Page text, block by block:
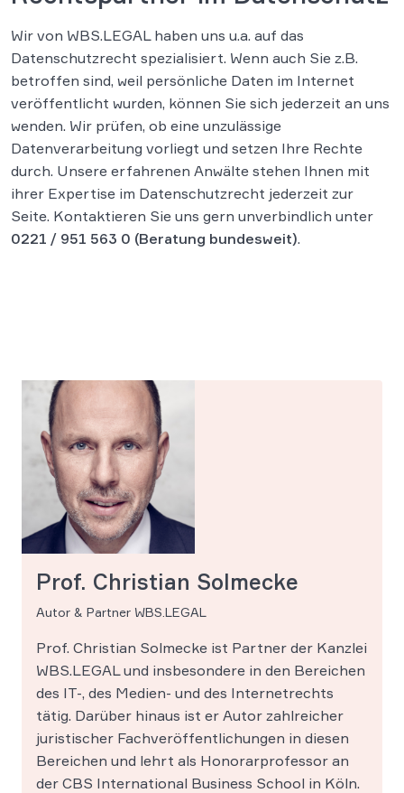
Wir von WBS.LEGAL haben uns u.a. auf das
Datenschutzrecht spezialisiert. Wenn auch Sie z.B.
betroffen sind, weil persönliche Daten im Internet
veröffentlicht wurden, können Sie sich jederzeit an uns
wenden. Wir prüfen, ob eine unzulässige
Datenverarbeitung vorliegt und setzen Ihre Rechte
durch. Unsere erfahrenen Anwälte stehen Ihnen mit
ihrer Expertise im Datenschutzrecht jederzeit zur
Seite. Kontaktieren Sie uns gern unverbindlich unter
0221 / 951 563 0 (Beratung bundesweit).
Prof. Christian Solmecke
Autor & Partner WBS.LEGAL
Prof. Christian Solmecke ist Partner der Kanzlei
WBS.LEGAL und insbesondere in den Bereichen
des IT-, des Medien- und des Internetrechts
tätig. Darüber hinaus ist er Autor zahlreicher
juristischer Fachveröffentlichungen in diesen
Bereichen und lehrt als Honorarprofessor an
der CBS International Business School in Köln.